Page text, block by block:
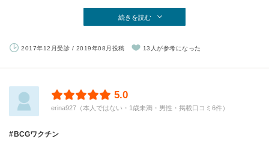
続きを読む
2017年12月受診 / 2019年08月投稿 13人が参考になった
5.0
erina927（本人ではない・1歳未満・男性・掲載口コミ6件）
BCGワクチン